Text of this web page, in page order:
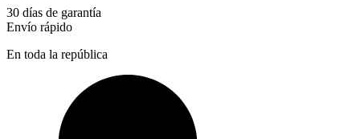
30 días de garantía
Envío rápido
En toda la república